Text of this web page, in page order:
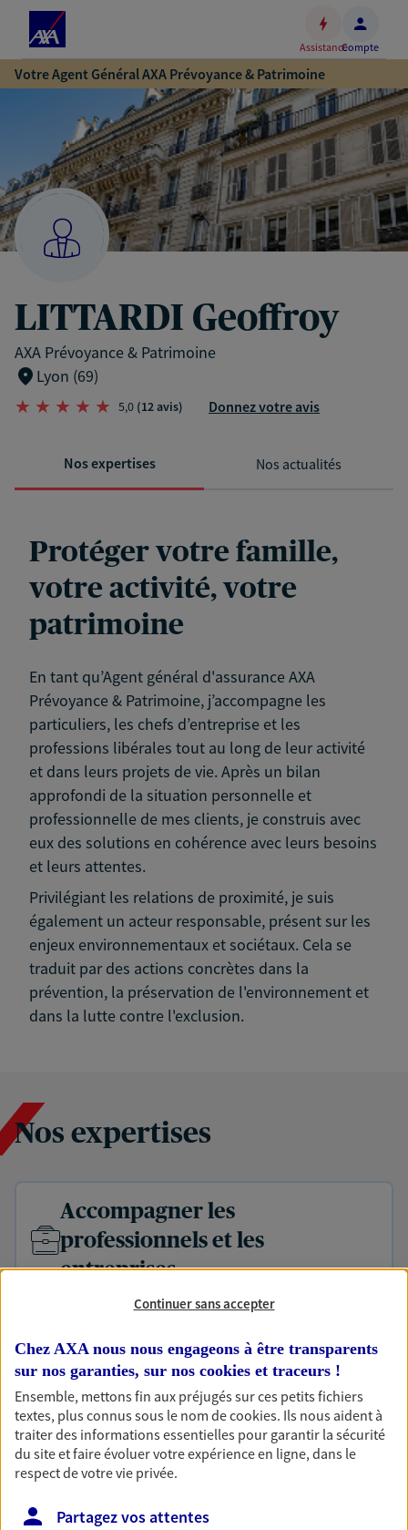
Accéder
au
contenu
principal
Accéder
au
pied
de
page
AssistanceCompte
Votre Agent Général AXA Prévoyance & Patrimoine
LITTARDI Geoffroy
AXA Prévoyance & Patrimoine
Lyon (69)
5,0 (12 avis) Donnez votre avis
Nos expertises Nos actualités
Protéger votre famille,
votre activité, votre
patrimoine
En tant qu’Agent général d'assurance AXA
Prévoyance & Patrimoine, j’accompagne les
particuliers, les chefs d’entreprise et les
professions libérales tout au long de leur activité
et dans leurs projets de vie. Après un bilan
approfondi de la situation personnelle et
professionnelle de mes clients, je construis avec
eux des solutions en cohérence avec leurs besoins
et leurs attentes.
Privilégiant les relations de proximité, je suis
également un acteur responsable, présent sur les
enjeux environnementaux et sociétaux. Cela se
traduit par des actions concrètes dans la
prévention, la préservation de l'environnement et
dans la lutte contre l'exclusion.
Nos expertises
Accompagner les
professionnels et les
entreprises
Comme vous, nous sommes des indépendants. Nous
bâtissons ensemble des solutions cohérentes pour
protéger votre activité, vos collaborateurs... mais aussi
vous-même et votre famille.
Accompagner vos projets de
vie
Achat immobilier, installation, départ à la retraite…
d'assurance et d'épargne. Recevez un conseil d'expert
Continuer sans accepter
Chez AXA nous nous engageons à être transparents
sur nos garanties, sur nos cookies et traceurs !
Ensemble, mettons fin aux préjugés sur ces petits fichiers
textes, plus connus sous le nom decookies. Ils nous aident à
traiter des informations essentielles pour garantir la sécurité
du site et faire évoluer votre expérience en ligne, dans le
respect de votre vie privée.
Partagez vos attentes